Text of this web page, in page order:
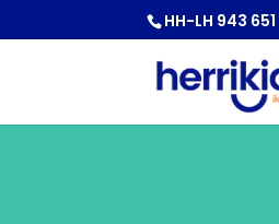
HH-LH 943